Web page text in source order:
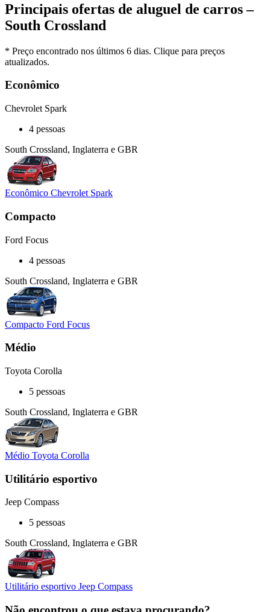
Principais ofertas de aluguel de carros –
South Crossland
* Preço encontrado nos últimos 6 dias. Clique para preços
atualizados.
Econômico
Chevrolet Spark
4 pessoas
South Crossland, Inglaterra e GBR
Econômico Chevrolet Spark
Compacto
Ford Focus
4 pessoas
South Crossland, Inglaterra e GBR
Compacto Ford Focus
Médio
Toyota Corolla
5 pessoas
South Crossland, Inglaterra e GBR
Médio Toyota Corolla
Utilitário esportivo
Jeep Compass
5 pessoas
South Crossland, Inglaterra e GBR
Utilitário esportivo Jeep Compass